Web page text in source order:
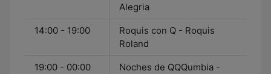
Alegria
14:00 - 19:00
Roquis con Q - Roquis
Roland
19:00 - 00:00
Noches de QQQumbia -